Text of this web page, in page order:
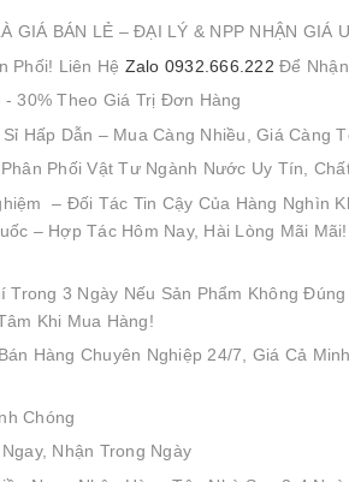
GIÁ BÁN LẺ – ĐẠI LÝ & NPP NHẬN GIÁ
Phối! Liên Hệ Zalo 0932.666.222Để
30% Theo Giá Trị Đơn Hàng
Hấp Dẫn – Mua Càng Nhiều, Giá Càng
Phối Vật Tư Ngành Nước Uy Tín,
– Đối Tác Tin Cậy Của Hàng Nghìn
– Hợp Tác Hôm Nay, Hài Lòng Mãi Mãi!
Trong 3 Ngày Nếu Sản Phẩm Không Đúng
Khi Mua Hàng!
Hàng Chuyên Nghiệp 24/7, Giá Cả Minh
Chóng
Nhận Trong Ngày